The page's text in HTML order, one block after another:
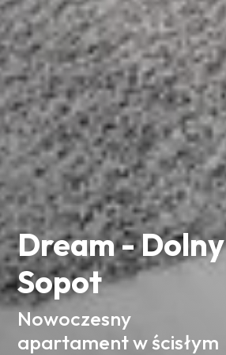
Dream - Dolny
Sopot
Nowoczesny
apartament w ścisłym